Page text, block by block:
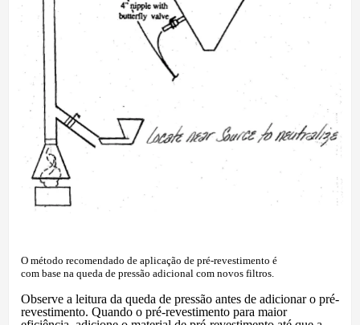
O método recomendado de aplicação de pré-revestimento é
com base na queda de pressão adicional com novos filtros.
Observe a leitura da queda de pressão antes de adicionar o pré-
revestimento. Quando o pré-revestimento para maior